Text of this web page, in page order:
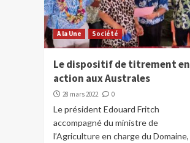
A la Une Société
Le dispositif de titrement en
action aux Australes
28 mars 2022 0
Le président Edouard Fritch
accompagné du ministre de
l’Agriculture en charge du Domaine,